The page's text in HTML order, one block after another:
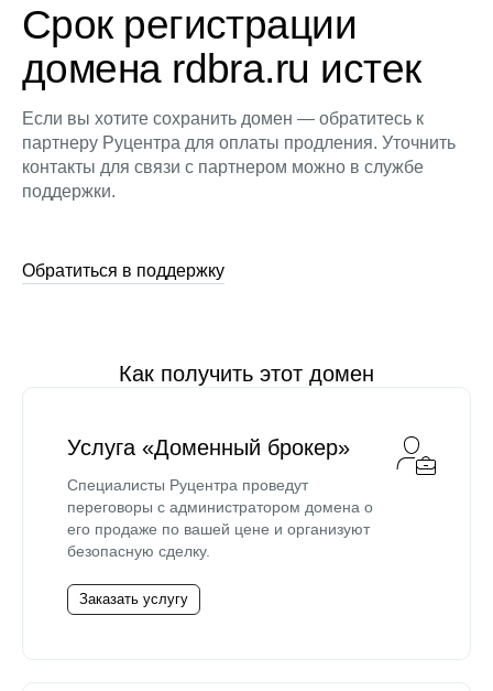
Срок регистрации
домена rdbra.ru истек
Если вы хотите сохранить домен — обратитесь к
партнеру Руцентра для оплаты продления. Уточнить
контакты для связи с партнером можно в службе
поддержки.
Обратиться в поддержку
Как получить этот домен
Услуга «Доменный брокер»
Специалисты Руцентра проведут
переговоры с администратором домена о
его продаже по вашей цене и организуют
безопасную сделку.
Заказать услугу